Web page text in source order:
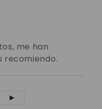
me han
recomiendo.
►